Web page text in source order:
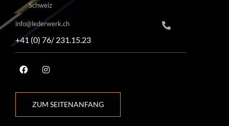
Schweiz
info@lederwerk.ch
+41 (0) 76/ 231.15.23
ZUM SEITENANFANG